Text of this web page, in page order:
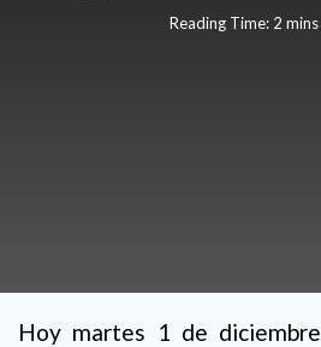
Reading Time: 2
Hoy martes 1 de